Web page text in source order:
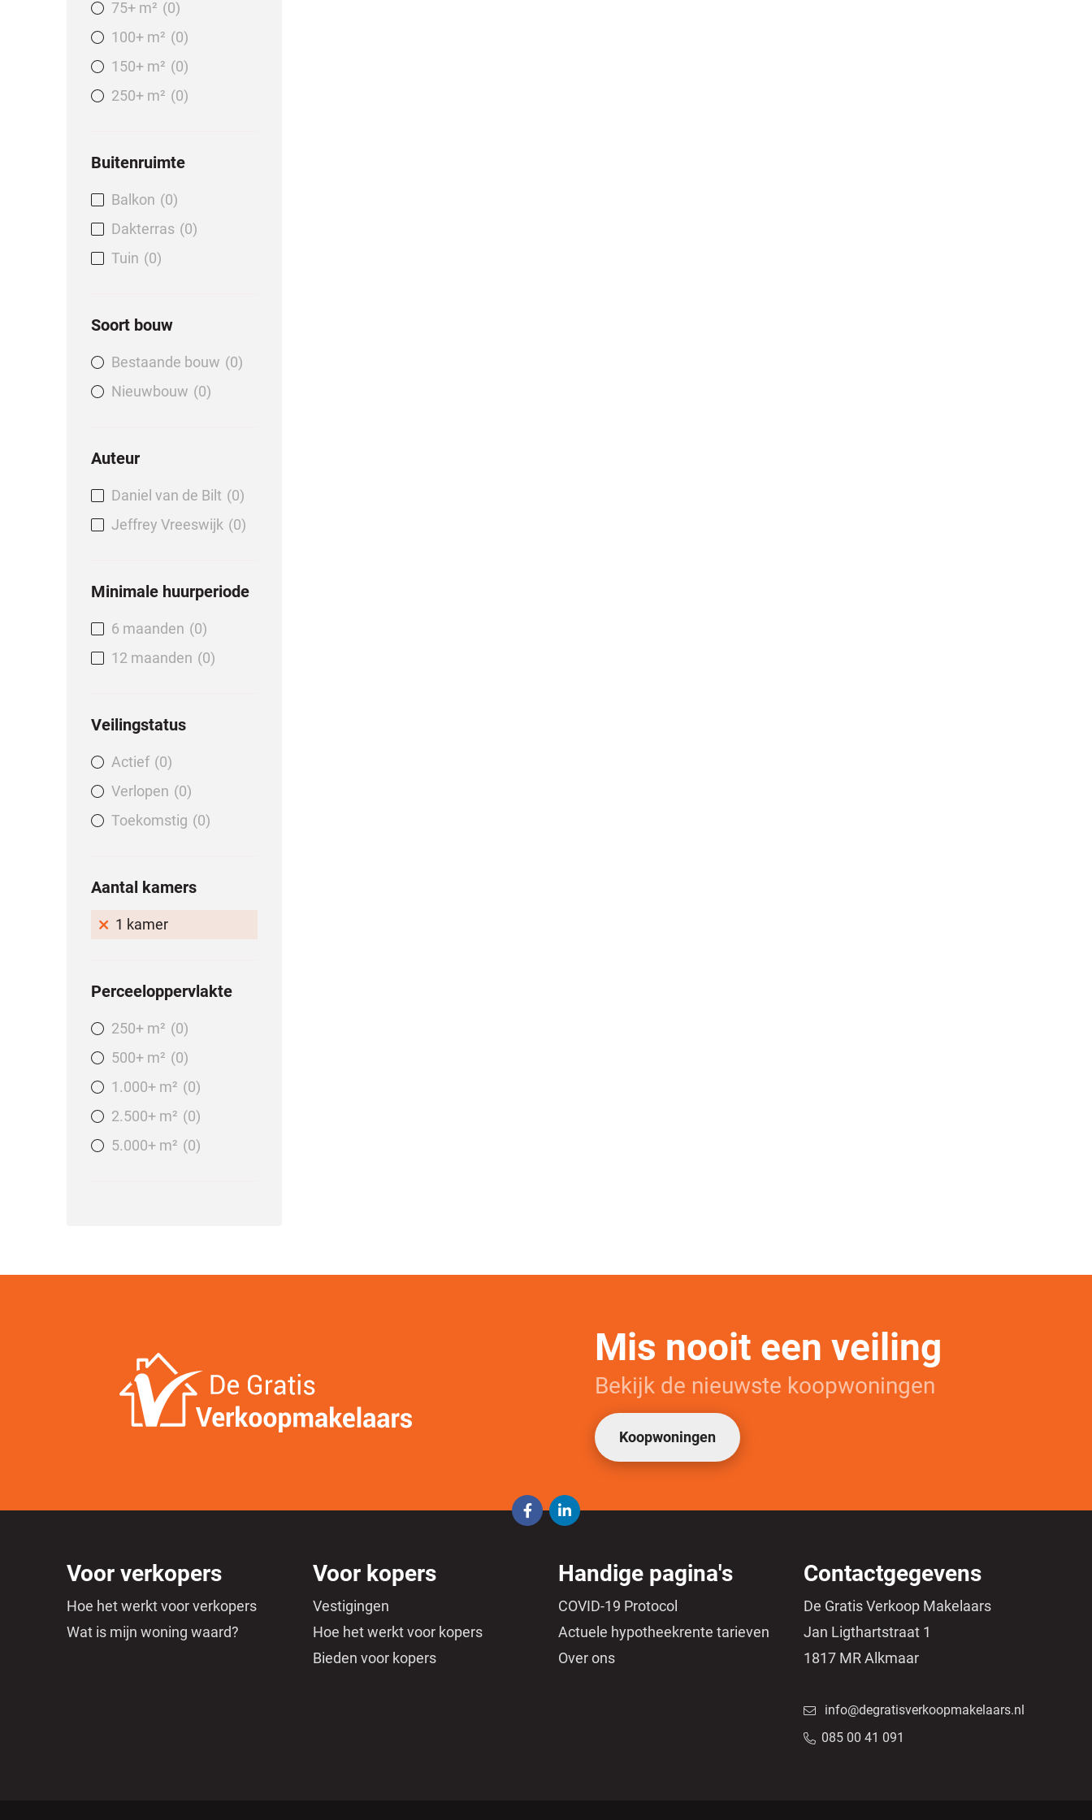
75+ m²
0
100+ m²
0
150+ m²
0
250+ m²
0
Buitenruimte
Balkon
0
Dakterras
0
Tuin
0
Soort bouw
Bestaande bouw
0
Nieuwbouw
0
Auteur
Daniel van de Bilt
0
Jeffrey Vreeswijk
0
Minimale huurperiode
6 maanden
0
12 maanden
0
Veilingstatus
Actief
0
Verlopen
0
Toekomstig
0
Aantal kamers
1 kamer
Perceeloppervlakte
250+ m²
0
500+ m²
0
1.000+ m²
0
2.500+ m²
0
5.000+ m²
0
Mis nooit een veiling
Bekijk de nieuwste koopwoningen
Koopwoningen
Voor verkopers
Hoe het werkt voor verkopers
Wat is mijn woning waard?
Voor kopers
Vestigingen
Hoe het werkt voor kopers
Bieden voor kopers
Handige pagina's
COVID-19 Protocol
Actuele hypotheekrente tarieven
Over ons
Contactgegevens
De Gratis Verkoop Makelaars
Jan Ligthartstraat 1
1817 MR Alkmaar
info@degratisverkoopmakelaars.nl
085 00 41 091